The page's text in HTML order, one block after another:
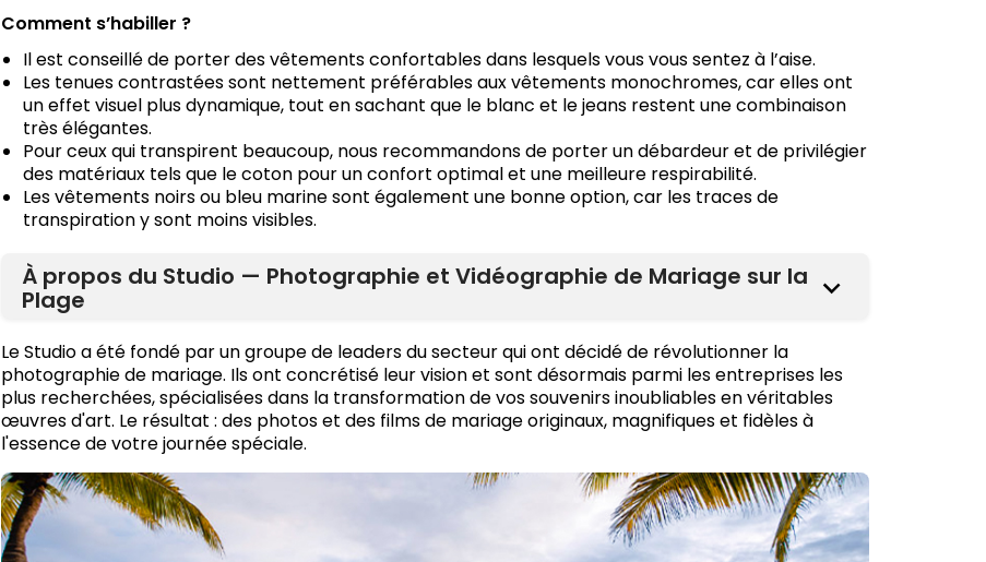
Comment s’habiller ?
Il est conseillé de porter des vêtements confortables dans lesquels vous vous sentez à l’aise.
Les tenues contrastées sont nettement préférables aux vêtements monochromes, car elles ont
un effet visuel plus dynamique, tout en sachant que le blanc et le jeans restent une combinaison
très élégantes.
Pour ceux qui transpirent beaucoup, nous recommandons de porter un débardeur et de privilégier
des matériaux tels que le coton pour un confort optimal et une meilleure respirabilité.
Les vêtements noirs ou bleu marine sont également une bonne option, car les traces de
transpiration y sont moins visibles.
À propos du Studio — Photographie et Vidéographie de Mariage sur la
Plage
Le Studio a été fondé par un groupe de leaders du secteur qui ont décidé de révolutionner la
photographie de mariage. Ils ont concrétisé leur vision et sont désormais parmi les entreprises les
plus recherchées, spécialisées dans la transformation de vos souvenirs inoubliables en véritables
œuvres d'art. Le résultat : des photos et des films de mariage originaux, magnifiques et fidèles à
l'essence de votre journée spéciale.